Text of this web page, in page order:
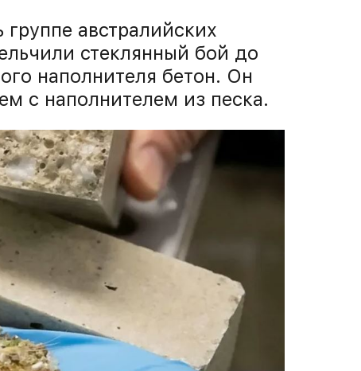
австралийских
стеклянный бой до
наполнителя бетон. Он
с наполнителем из песка.